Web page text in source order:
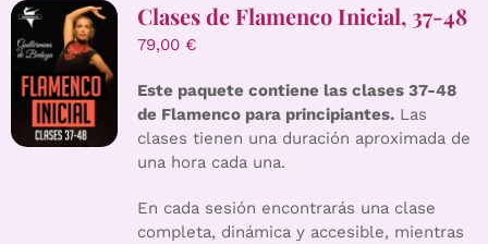
Clases de Flamenco Inicial, 37-48
79,00 €
Este paquete contiene las clases 37-48
de Flamenco para principiantes.Las
clases tienen una duración aproximada de
una hora cada una.
En cada sesión encontrarás una clase
completa, dinámica y accesible, mientras